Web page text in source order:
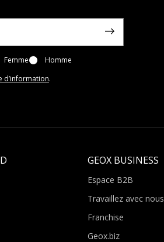
Femme
Homme
d’information.
GEOX BUSINESS
Espace B2B
Travaillez avec nous
Franchise
Geox.biz